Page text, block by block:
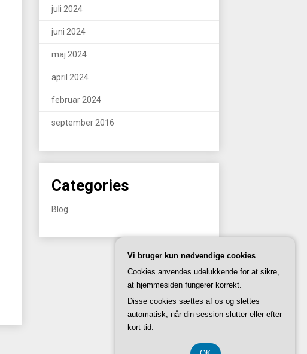
juli 2024
juni 2024
maj 2024
april 2024
februar 2024
september 2016
Categories
Blog
DK3740 7739
Vi bruger kun nødvendige cookies
Cookies anvendes udelukkende for at sikre,
at hjemmesiden fungerer korrekt.
Disse cookies sættes af os og slettes
automatisk, når din session slutter eller efter
kort tid.